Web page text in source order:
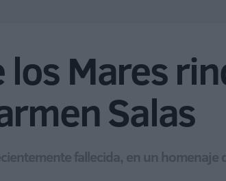
los Mares
Salas
fallecida, en un homenaje